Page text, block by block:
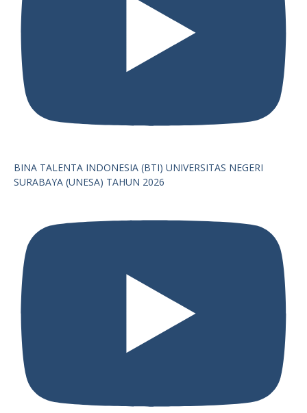
BINA TALENTA INDONESIA (BTI) UNIVERSITAS NEGERI
SURABAYA (UNESA) TAHUN 2026